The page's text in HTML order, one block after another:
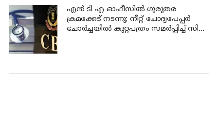
എന്‍ ടി എ ഓഫീസില്‍ ഗുരുതര
ക്രമക്കേട് നടന്നു; നീറ്റ് ചോദ്യപേപ്പര്‍
ചോര്‍ച്ചയില്‍ കുറ്റപത്രം സമര്‍പ്പിച്ച് സി